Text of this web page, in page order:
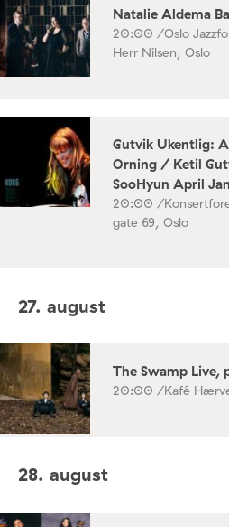
Natalie Aldema
20:00 /Oslo
Herr Nilsen, Oslo
Gutvik Ukentlig:
Orning / Ketil
SooHyun April
20:00 /
gate 69, Oslo
27. august
The Swamp Live,
20:00 /Kafé
28. august